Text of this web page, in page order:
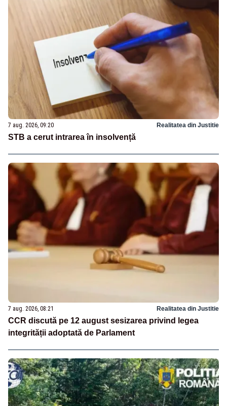
7 aug. 2026, 09:20 Realitatea din Justitie
STB a cerut intrarea în insolvență
7 aug. 2026, 08:21 Realitatea din Justitie
CCR discută pe 12 august sesizarea privind legea
integrității adoptată de Parlament